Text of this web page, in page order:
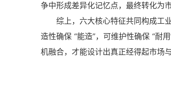
争中形成差异化记忆点，最终转化为
综上，六大核心特征共同构成工
造性确保 “能造”，可维护性确保 “耐
机融合，才能设计出真正经得起市场